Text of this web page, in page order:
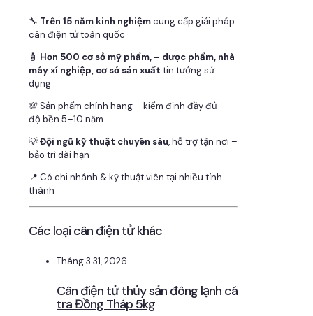
🔧 Trên 15 năm kinh nghiệmcung cấp giải pháp
cân điện tử toàn quốc
🧴 Hơn 500 cơ sở mỹ phẩm, – dược phẩm, nhà
máy xí nghiệp, cơ sở sản xuất tin tưởng sử
dụng
💯 Sản phẩm chính hãng – kiểm định đầy đủ –
độ bền 5–10 năm
💡Đội ngũ kỹ thuật chuyên sâu, hỗ trợ tận nơi –
bảo trì dài hạn
📍 Có chi nhánh & kỹ thuật viên tại nhiều tỉnh
thành
Các loại cân điện tử khác
Tháng 3 31, 2026
Cân điện tử thủy sản đông lạnh cá
tra Đồng Tháp 5kg